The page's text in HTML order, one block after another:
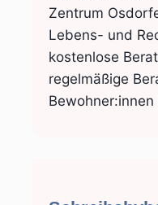
Zentrum
Lebens- und
kostenlose
regelmäßige